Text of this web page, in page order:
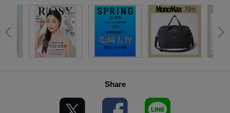
Share